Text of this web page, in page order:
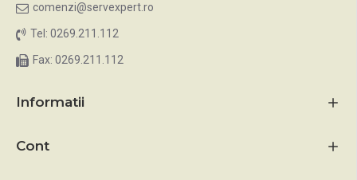
comenzi@servexpert.ro
Tel: 0269.211.112
Fax: 0269.211.112
Informatii
Cont